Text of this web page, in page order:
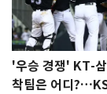
'우승 경쟁' KT-
착팀은 어디